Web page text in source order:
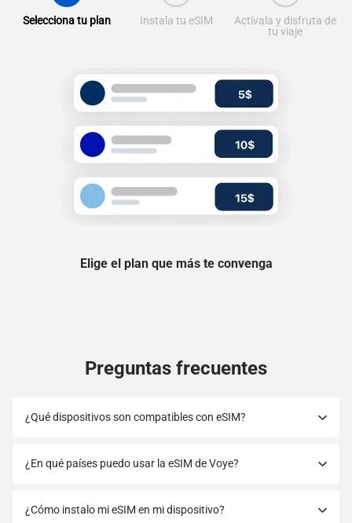
Selecciona tu plan Instala tu eSIM
Actívala y disfruta de
tu viaje
Elige el plan que más te convenga
Preguntas frecuentes
¿Qué dispositivos son compatibles con eSIM?
¿En qué países puedo usar la eSIM de Voye?
¿Cómo instalo mi eSIM en mi dispositivo?